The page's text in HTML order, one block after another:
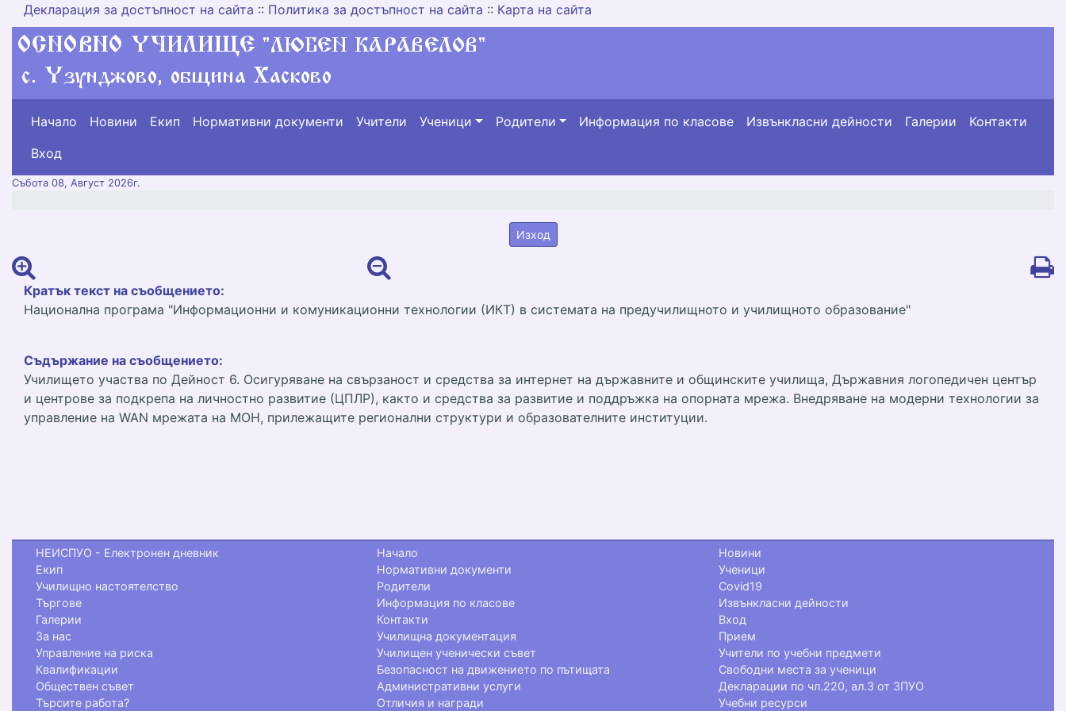
Декларация за достъпност на сайта :: Политика за достъпност на сайта :: Карта на сайта
меню горно
Начало Новини Екип Нормативни документи Учители Ученици Родители Информация по класове Извънкласни дейности Галерии
Контакти
Вход
Събота 08, Август 2026г.
Изход
Кратък текст на съобщението:
Национална програма "Информационни и комуникационни технологии (ИКТ) в системата на предучилищното и училищното образование"
Съдържание на съобщението:
Училището участва по Дейност 6. Осигуряване на свързаност и средства за интернет на държавните и общинските училища, Държавния логопедичен център
и центрове за подкрепа на личностно развитие (ЦПЛР), както и средства за развитие и поддръжка на опорната мрежа. Внедряване на модерни технологии за
управление на WAN мрежата на МОН, прилежащите регионални структури и образователните институции.
НЕИСПУО - Електронен дневник Начало
Новини
Екип
Нормативни документи
Ученици
Училищно настоятелство
Родители
Covid19
Търгове
Информация по класове
Извънкласни дейности
Галерии
Контакти
Вход
За нас
Училищна документация
Прием
Управление на риска
Училищен ученически съвет
Учители по учебни предмети
Квалификации
Безопасност на движението по пътищата
Свободни места за ученици
Обществен съвет
Административни услуги
Декларации по чл.220, ал.3 от ЗПУО
Търсите работа?
Отличия и награди Учебни ресурси